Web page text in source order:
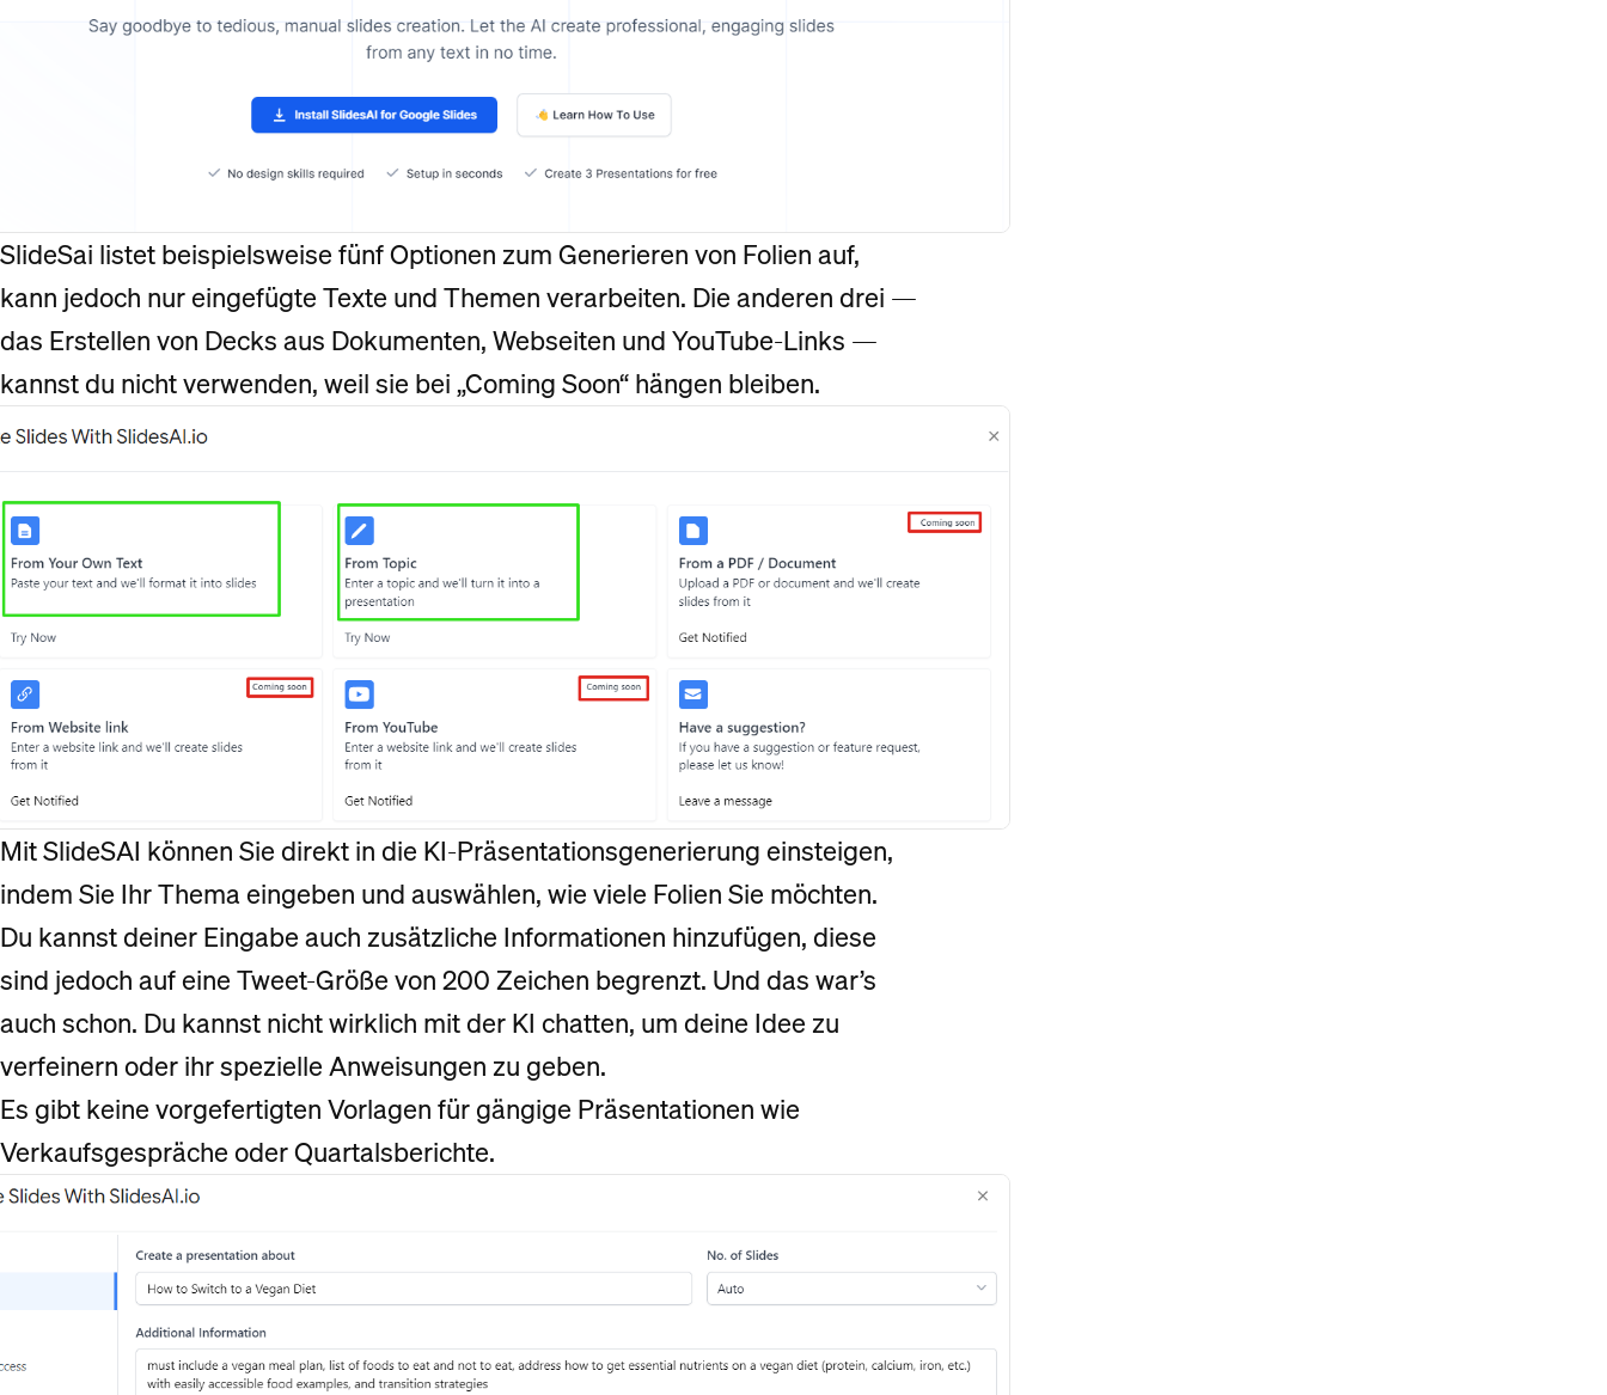
SlideSai listet beispielsweise fünf Optionen zum Generieren von Folien auf,
kann jedoch nur eingefügte Texte und Themen verarbeiten. Die anderen drei —
das Erstellen von Decks aus Dokumenten, Webseiten und YouTube-Links —
kannst du nicht verwenden, weil sie bei „Coming Soon“ hängen bleiben.
Mit SlideSAI können Sie direkt in die KI-Präsentationsgenerierung einsteigen,
indem Sie Ihr Thema eingeben und auswählen, wie viele Folien Sie möchten.
Du kannst deiner Eingabe auch zusätzliche Informationen hinzufügen, diese
sind jedoch auf eine Tweet-Größe von 200 Zeichen begrenzt. Und das war’s
auch schon. Du kannst nicht wirklich mit der KI chatten, um deine Idee zu
verfeinern oder ihr spezielle Anweisungen zu geben.
Es gibt keine vorgefertigten Vorlagen für gängige Präsentationen wie
Verkaufsgespräche oder Quartalsberichte.